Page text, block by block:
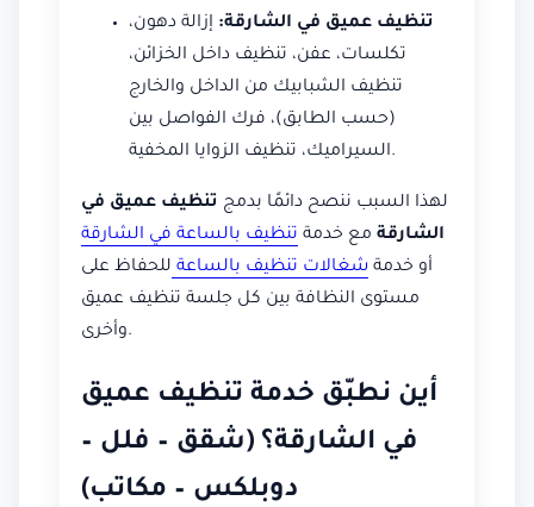
تنظيف عميق في الشارقة: إزالة دهون،
تكلسات، عفن، تنظيف داخل الخزائن،
تنظيف الشبابيك من الداخل والخارج
(حسب الطابق)، فرك الفواصل بين
السيراميك، تنظيف الزوايا المخفية.
لهذا السبب ننصح دائمًا بدمج تنظيف عميق في
الشارقة مع خدمة تنظيف بالساعة في الشارقة
أو خدمة شغالات تنظيف بالساعة للحفاظ على
مستوى النظافة بين كل جلسة تنظيف عميق
وأخرى.
أين نطبّق خدمة تنظيف عميق
في الشارقة؟ (شقق – فلل –
دوبلكس – مكاتب)